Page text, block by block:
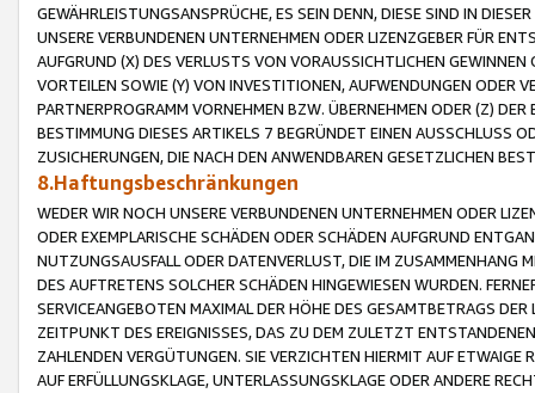
GEWÄHRLEISTUNGSANSPRÜCHE, ES SEIN DENN, DIESE SIND IN
UNSERE VERBUNDENEN UNTERNEHMEN ODER LIZENZGEBER FÜR
AUFGRUND (X) DES VERLUSTS VON VORAUSSICHTLICHEN
VORTEILEN SOWIE (Y) VON INVESTITIONEN, AUFWENDUNGEN ODER
PARTNERPROGRAMM VORNEHMEN BZW. ÜBERNEHMEN ODER (Z)
BESTIMMUNG DIESES ARTIKELS 7 BEGRÜNDET EINEN AUSSCHLUSS
ZUSICHERUNGEN, DIE NACH DEN ANWENDBAREN GESETZLICHEN
8.Haftungsbeschränkungen
WEDER WIR NOCH UNSERE VERBUNDENEN UNTERNEHMEN ODER
ODER EXEMPLARISCHE SCHÄDEN ODER SCHÄDEN AUFGRUND
NUTZUNGSAUSFALL ODER DATENVERLUST, DIE IM ZUSAMMENHANG
DES AUFTRETENS SOLCHER SCHÄDEN HINGEWIESEN WURDEN.
SERVICEANGEBOTEN MAXIMAL DER HÖHE DES GESAMTBETRAGS
ZEITPUNKT DES EREIGNISSES, DAS ZU DEM ZULETZT
ZAHLENDEN VERGÜTUNGEN. SIE VERZICHTEN HIERMIT AUF
AUF ERFÜLLUNGSKLAGE, UNTERLASSUNGSKLAGE ODER ANDERE